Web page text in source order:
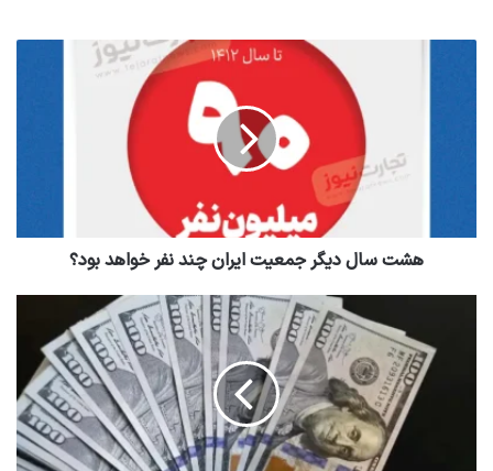
هشت سال دیگر جمعیت ایران چند نفر خواهد بود؟